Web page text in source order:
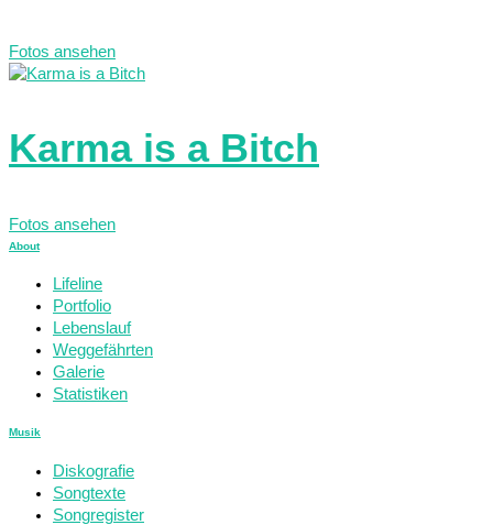
Fotos ansehen
Karma is a Bitch
Fotos ansehen
About
Lifeline
Portfolio
Lebenslauf
Weggefährten
Galerie
Statistiken
Musik
Diskografie
Songtexte
Songregister